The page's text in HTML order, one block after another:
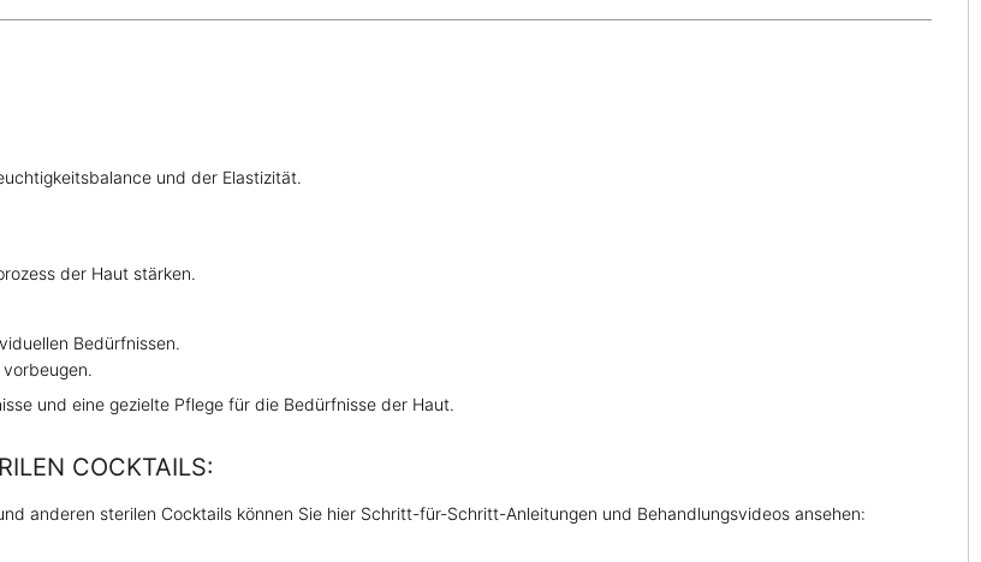
und der Elastizität.
der Haut stärken.
Bedürfnissen.
und eine gezielte Pflege für die Bedürfnisse der Haut.
COCKTAILS:
anderen sterilen Cocktails können Sie hier Schritt-für-Schritt-Anleitungen und Behandlungsvideos ansehen: